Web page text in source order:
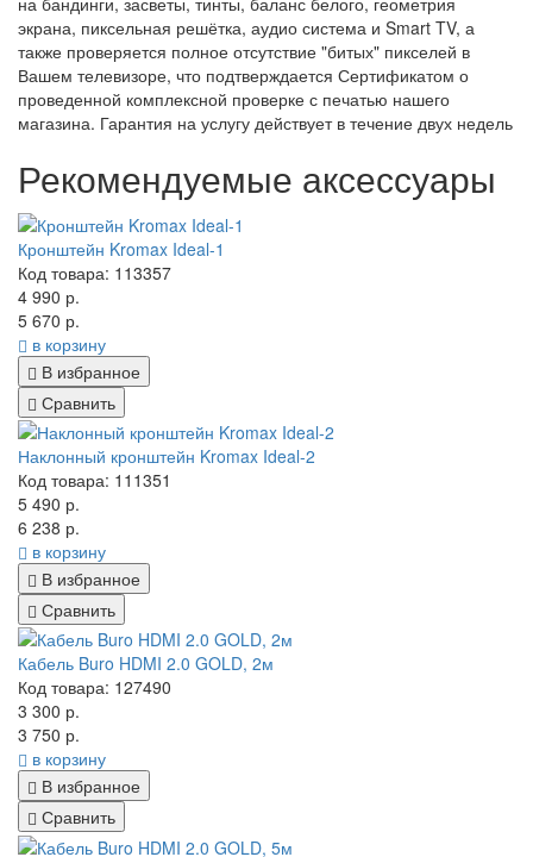
экрана, пиксельная решётка, аудио система и Smart TV, а
также проверяется полное отсутствие "битых" пикселей в
Вашем телевизоре, что подтверждается Сертификатом о
проведенной комплексной проверке с печатью нашего
магазина. Гарантия на услугу действует в течение двух недель
Рекомендуемые аксессуары
Кронштейн Kromax Ideal-1
Код товара: 113357
4 990 р.
5 670 р.
в корзину
В избранное
Сравнить
Наклонный кронштейн Kromax Ideal-2
Код товара: 111351
5 490 р.
6 238 р.
в корзину
В избранное
Сравнить
Кабель Buro HDMI 2.0 GOLD, 2м
Код товара: 127490
3 300 р.
3 750 р.
в корзину
В избранное
Сравнить